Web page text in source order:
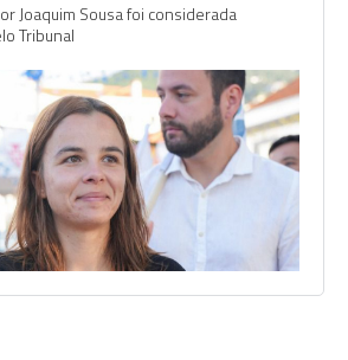
Joaquim Sousa foi considerada
Tribunal